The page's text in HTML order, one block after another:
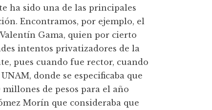
ha sido una de las principales
Encontramos, por ejemplo, el
Gama, quien por cierto
intentos privatizadores de la
pues cuando fue rector, cuando
donde se especificaba que
de pesos para el año
Morín que consideraba que